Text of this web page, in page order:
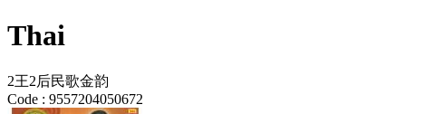
Thai
2王2后民歌金韵
Code : 9557204050672